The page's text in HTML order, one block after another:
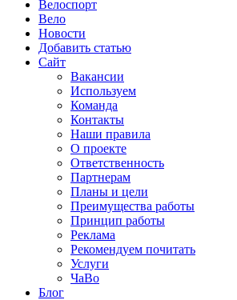
Велоспорт
Вело
Новости
Добавить статью
Сайт
Вакансии
Используем
Команда
Контакты
Наши правила
О проекте
Ответственность
Партнерам
Планы и цели
Преимущества работы
Принцип работы
Реклама
Рекомендуем почитать
Услуги
ЧаВо
Блог